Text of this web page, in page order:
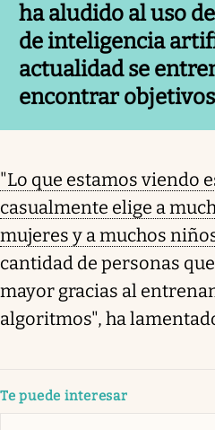
ha aludido al uso
de inteligencia
actualidad se
encontrar
"Lo que estamos viendo
casualmente elige a
mujeres y a muchos
cantidad de personas
mayor gracias al
algoritmos", ha
Te puede interesar